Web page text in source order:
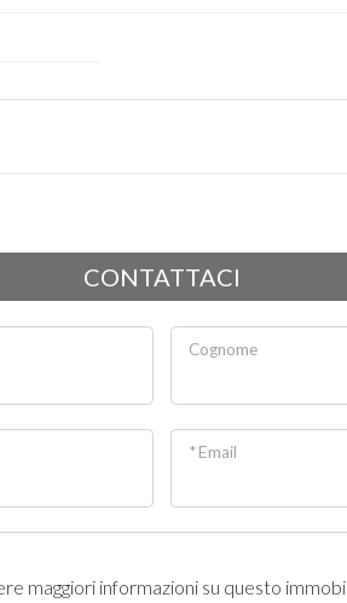
CONTATTACI
Cognome
* Email